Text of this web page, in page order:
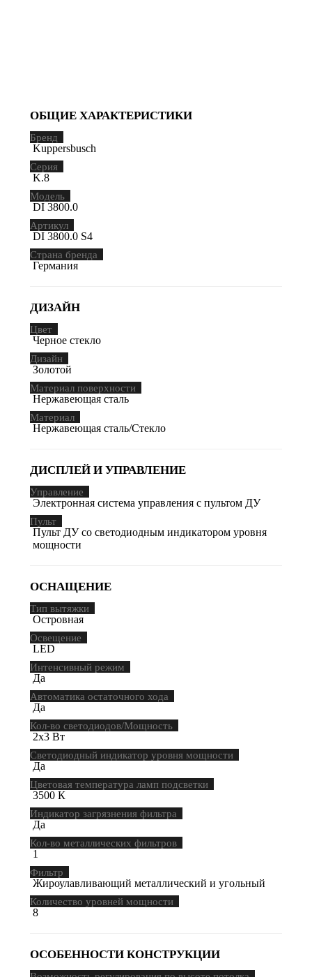
ОБЩИЕ ХАРАКТЕРИСТИКИ
Бренд
Kuppersbusch
Серия
K.8
Модель
DI 3800.0
Артикул
DI 3800.0 S4
Страна бренда
Германия
ДИЗАЙН
Цвет
Черное стекло
Дизайн
Золотой
Материал поверхности
Нержавеющая сталь
Материал
Нержавеющая сталь/Стекло
ДИСПЛЕЙ И УПРАВЛЕНИЕ
Управление
Электронная система управления с пультом ДУ
Пульт
Пульт ДУ со светодиодным индикатором уровня
мощности
ОСНАЩЕНИЕ
Тип вытяжки
Островная
Освещение
LED
Интенсивный режим
Да
Автоматика остаточного хода
Да
Кол-во светодиодов/Мощность
2х3 Вт
Светодиодный индикатор уровня мощности
Да
Цветовая температура ламп подсветки
3500 К
Индикатор загрязнения фильтра
Да
Кол-во металлических фильтров
1
Фильтр
Жироулавливающий металлический и угольный
Количество уровней мощности
8
ОСОБЕННОСТИ КОНСТРУКЦИИ